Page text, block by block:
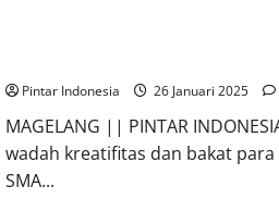
Pintar Indonesia 26 Januari 2025
MAGELANG || PINTAR
wadah kreatifitas dan bakat para
SMA...